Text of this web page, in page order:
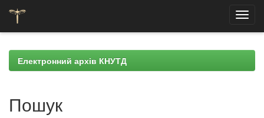
navigationЕлектронний архів КНУТД
Пошук